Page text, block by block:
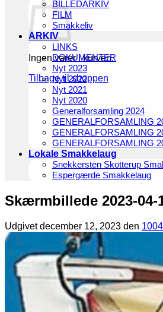
Ingen varer i kurven.
Tilbage til shoppen
BILLEDARKIV
FILM
Smakkeliv
ARKIV
LINKS
DOKUMENTER
Nyt 2023
Nyt 2022
Nyt 2021
Nyt 2020
Generalforsamling 2024
GENERALFORSAMLING
GENERALFORSAMLING
GENERALFORSAMLING
Lokale Smakkelaug
Snekkersten Skotterup
Espergærde Smakkelaug
Skærmbillede 2023-04-
Udgivetdecember 12, 2023 den